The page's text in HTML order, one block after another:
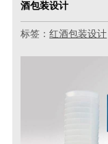
酒包装设计
标签：红酒包装设计